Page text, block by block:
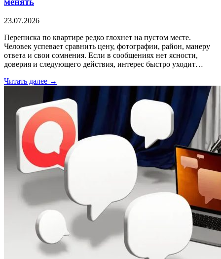
23.07.2026
Переписка по квартире редко глохнет на пустом месте.
Человек успевает сравнить цену, фотографии, район, манеру
ответа и свои сомнения. Если в сообщениях нет ясности,
доверия и следующего действия, интерес быстро уходит…
Читать далее →